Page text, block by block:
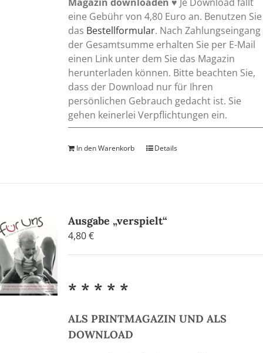
eine Gebühr von 4,80 Euro an. Benutzen Sie
das Bestellformular. Nach Zahlungseingang
der Gesamtsumme erhalten Sie per E-Mail
einen Link unter dem Sie das Magazin
herunterladen können. Bitte beachten Sie,
dass der Download nur für Ihren
persönlichen Gebrauch gedacht ist. Sie
gehen keinerlei Verpflichtungen ein.
In den Warenkorb Details
Ausgabe „verspielt“
4,80€
* * * * *
ALS PRINTMAGAZIN UND ALS
DOWNLOAD